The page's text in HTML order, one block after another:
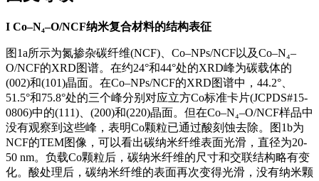
I Co–N₄–O/NCF纳米复合材料的结构表征
图1a所示为氮掺杂碳纤维(NCF)、Co–NPs/NCF以及Co–N₄–
O/NCF的XRD图谱。在约24°和44°处的XRD峰为碳载体的
(002)和(101)晶面。在Co–NPs/NCF的XRD图谱中，44.2°、
51.5°和75.8°处的三个峰分别对应立方Co标准卡片(JCPDS#15-
0806)中的(111)、(200)和(220)晶面。但在Co–N₄–O/NCF样品中
没有观察到这些峰，表明Co颗粒已通过酸刻蚀去除。图1b为
NCF的TEM图像，可以看出碳纳米纤维表面光滑，直径为20-
50 nm。负载Co颗粒后，碳纳米纤维的尺寸和交联结构略有变
化。酸处理后，碳纳米纤维的表面再次变得光滑，没有纳米颗